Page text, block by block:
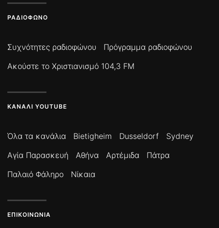
ΡΑΔΙΌΦΩΝΟ
Συχνότητες ραδιοφώνου
Πρόγραμμα ραδιοφώνου
Ακούστε το Χριστιανισμό 104,3 FM
ΚΑΝΆΛΙ YOUTUBE
Όλα τα κανάλια Bietigheim Dusseldorf
Sydney
Αγία Παρασκευή
Αθήνα Αρτέμιδα
Πάτρα
Παλαιό Φάληρο
Νίκαια
ΕΠΙΚΟΙΝΩΝΊΑ